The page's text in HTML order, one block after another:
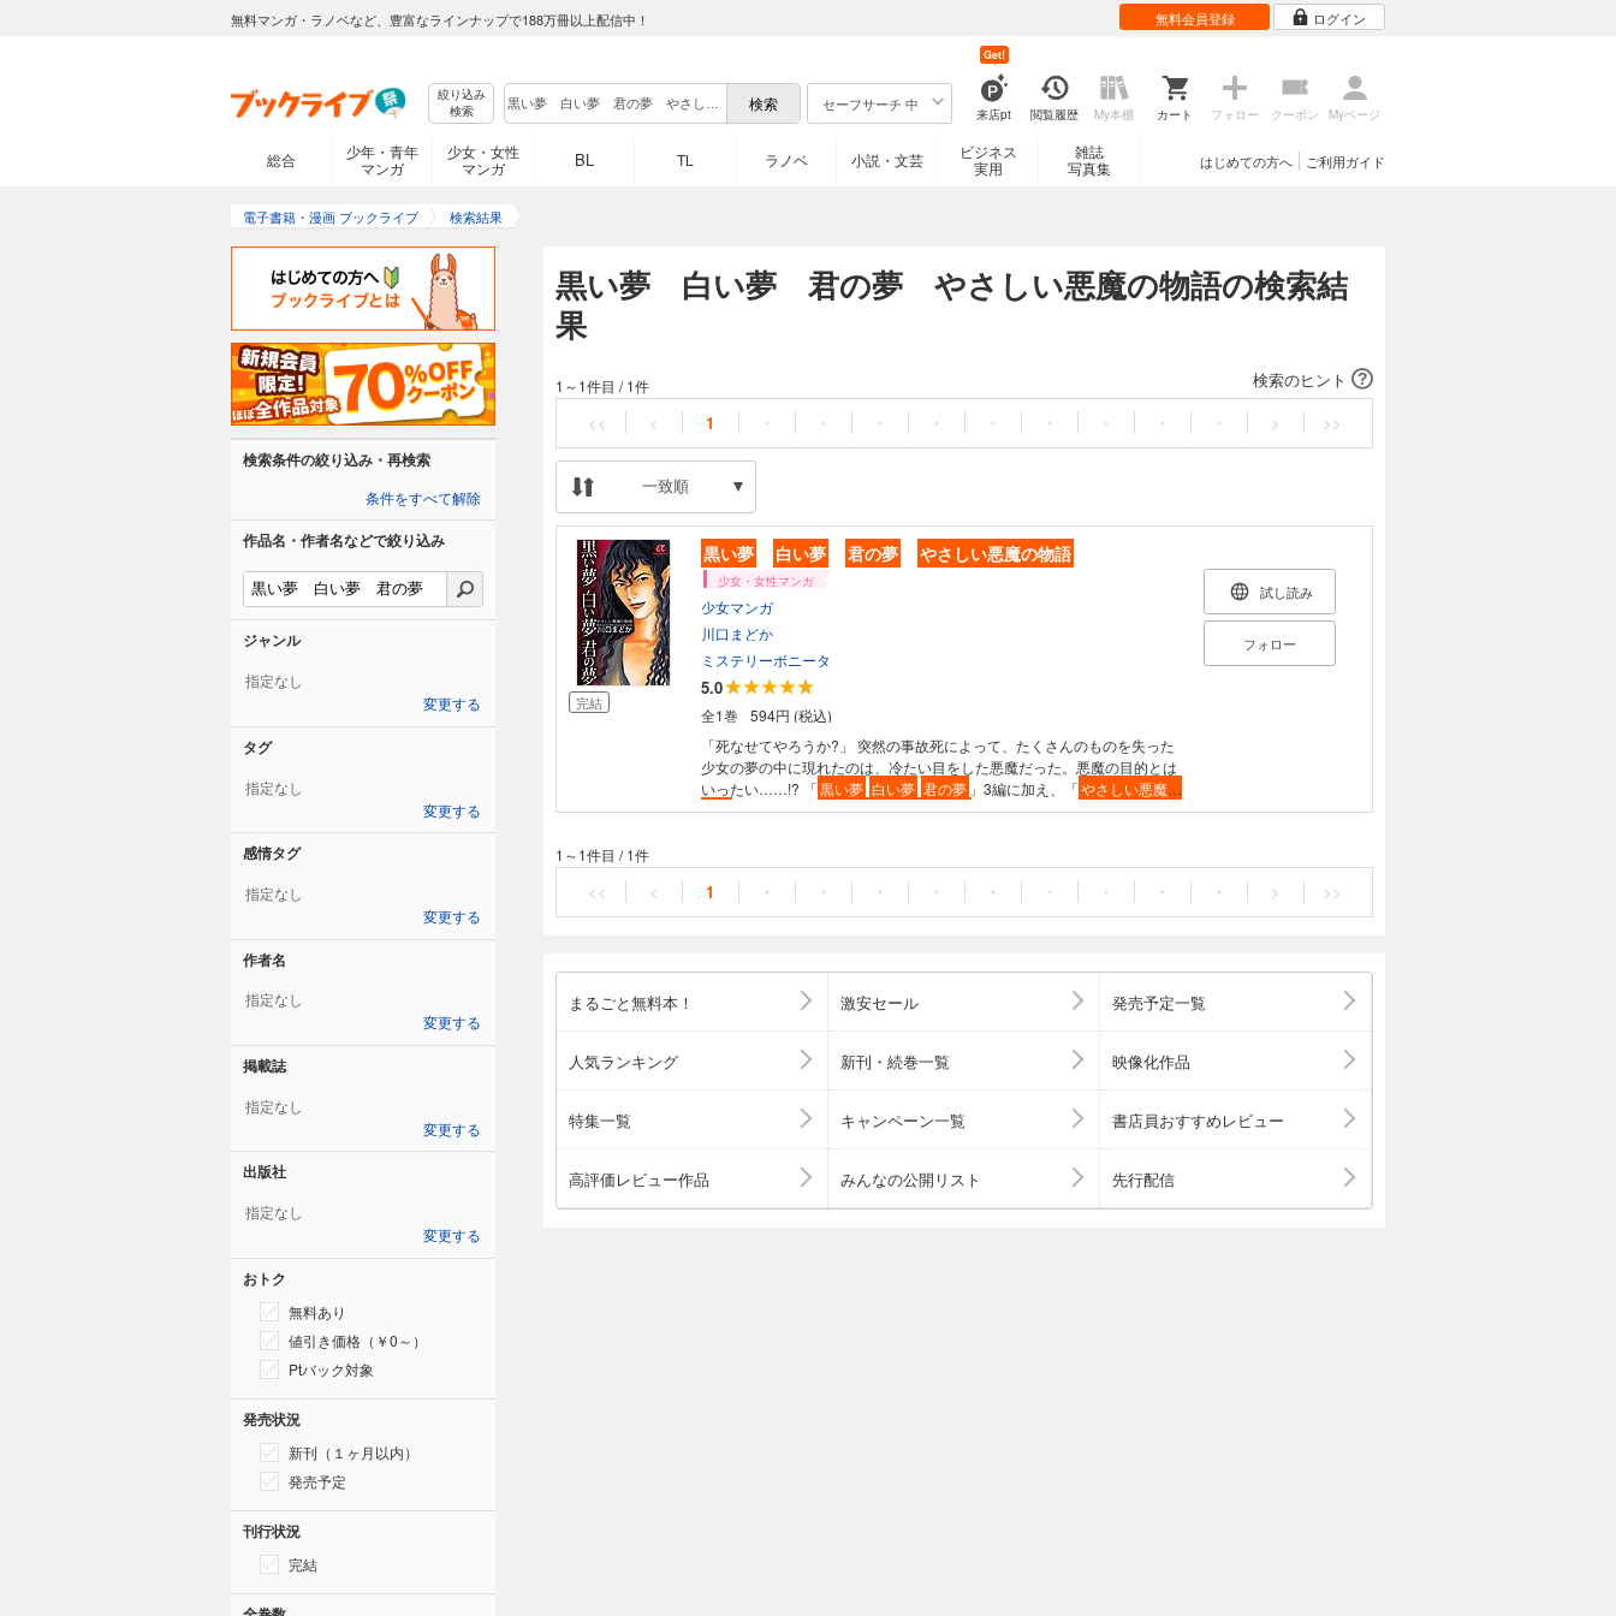
無料マンガ・ラノベなど、豊富なラインナップで188万冊以上配信中！ 無料会員登録 ログイン
絞り込み
検索
セーフサーチ 中
来店pt
Get!
閲覧履歴 My本棚 カート フォロー クーポン Myページ
総合
少年・青年
マンガ
少女・女性
マンガ
BL TL ラノベ 小説・文芸
ビジネス
実用
雑誌
写真集
ご利用ガイド
はじめての方へ
電子書籍・漫画 ブックライブ 検索結果
黒い夢 白い夢 君の夢 やさしい悪魔の物語の検索結
果
検索のヒント
1～1件目 /1件
<< < 1 ・ ・ ・ ・ ・ ・ ・ ・ ・ > >>
一致順
完結
黒い夢 白い夢 君の夢 やさしい悪魔の物語
少女・女性マンガ
少女マンガ
川口まどか
ミステリーボニータ
5.0
全1巻
594円 (税込)
「死なせてやろうか?」 突然の事故死によって、たくさんのものを失った
少女の夢の中に現れたのは、冷たい目をした悪魔だった。悪魔の目的とは
いったい……!? 「黒い夢 白い夢 君の夢 」3編に加え、「やさしい悪魔の
物語夢こそ武器」「やさしい悪魔の物語シェキナ・ベイビー」を収録。
試し読み
フォロー
1～1件目 /1件
<< < 1 ・ ・ ・ ・ ・ ・ ・ ・ ・ > >>
まるごと無料本！ 激安セール 発売予定一覧
人気ランキング 新刊・続巻一覧 映像化作品
特集一覧 キャンペーン一覧 書店員おすすめレビュー
高評価レビュー作品 みんなの公開リスト 先行配信
検索条件の絞り込み・再検索
条件をすべて解除
作品名・作者名などで絞り込み
ジャンル
指定なし
変更する
タグ
指定なし
変更する
感情タグ
指定なし
変更する
作者名
指定なし
変更する
掲載誌
指定なし
変更する
出版社
指定なし
変更する
おトク
無料あり
値引き価格（￥0～）
Ptバック対象
発売状況
新刊（１ヶ月以内）
発売予定
刊行状況
完結